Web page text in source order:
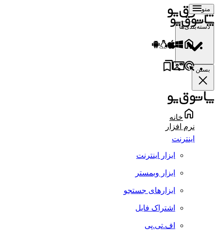
منو
دسته‌بندی‌ها
بستن
خانه
نرم افزار
اینترنت
ابزار اینترنت
ابزار وبمستر
ابزارهای جستجو
اشتراک فایل
اف.تی.پی